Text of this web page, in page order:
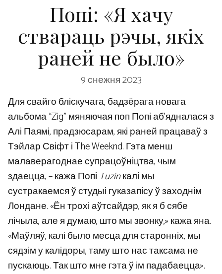
Попі: «Я хачу
ствараць рэчы, якіх
раней не было»
9 снежня 2023
Для свайго бліскучага, бадзёрага новага
альбома “Zig” мяняючая поп Попі аб’ядналася з
Алі Паямі, прадзюсарам, які раней працаваў з
Тэйлар Свіфт і The Weeknd. Гэта менш
малаверагоднае супрацоўніцтва, чым
здаецца, – кажа Попі Tuzinкалі мы
сустракаемся ў студыі гуказапісу ў заходнім
Лондане. «Ён трохі аўтсайдэр, як я б сябе
лічыла, але я думаю, што мы звонку,» кажа яна.
«Маўляў, калі было месца для старонніх, мы
сядзім у калідоры, таму што нас таксама не
пускаюць. Так што мне гэта ў ім падабаецца».